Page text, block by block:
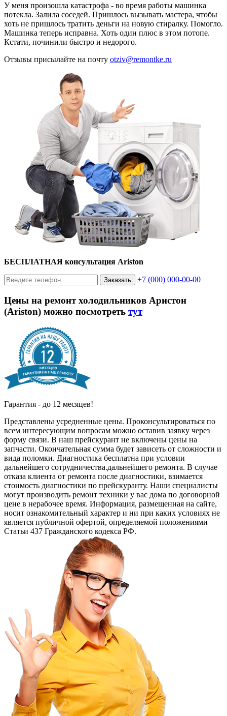
У меня произошла катастрофа - во время работы машинка
потекла. Залила соседей. Пришлось вызывать мастера, чтобы
хоть не пришлось тратить деньги на новую стиралку. Помогло.
Машинка теперь исправна. Хоть один плюс в этом потопе.
Кстати, починили быстро и недорого.
Отзывы присылайте на почту otziv@remontke.ru
БЕСПЛАТНАЯ консультация Ariston
Заказать +7 (000) 000-00-00
Цены на ремонт холодильников Аристон
(Ariston) можно посмотреть тут
Гарантия - до 12 месяцев!
Представлены усредненные цены. Проконсультироваться по
всем интересующим вопросам можно оставив заявку через
форму связи. В наш прейскурант не включены цены на
запчасти. Окончательная сумма будет зависеть от сложности и
вида поломки. Диагностика бесплатна при условии
дальнейшего сотрудничества.дальнейшего ремонта. В случае
отказа клиента от ремонта после диагностики, взимается
стоимость диагностики по прейскуранту. Наши специалисты
могут производить ремонт техники у вас дома по договорной
цене в нерабочее время. Информация, размещенная на сайте,
носит ознакомительный характер и ни при каких условиях не
является публичной офертой, определяемой положениями
Статьи 437 Гражданского кодекса РФ.